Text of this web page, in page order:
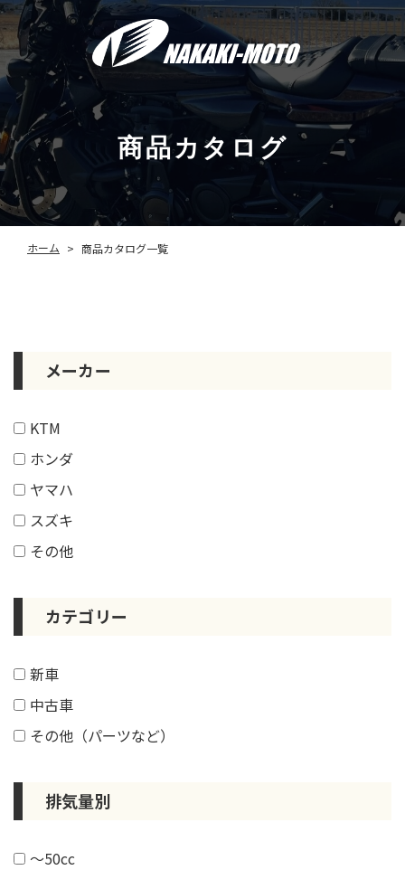
商品カタログ
ホーム > 商品カタログ一覧
メーカー
KTM
ホンダ
ヤマハ
スズキ
その他
カテゴリー
新車
中古車
その他（パーツなど）
排気量別
～50cc